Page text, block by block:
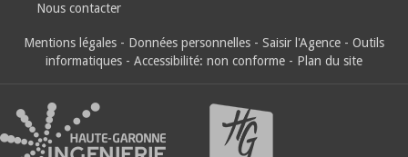
Nous contacter
Mentions légales - Données personnelles - Saisir l'Agence - Outils
informatiques - Accessibilité: non conforme - Plan du site